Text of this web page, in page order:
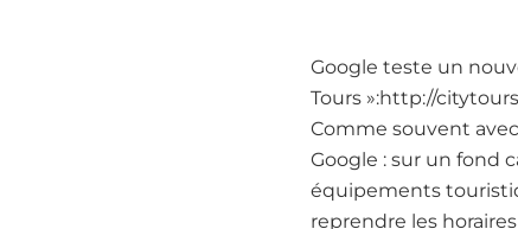
Google teste un
Tours »:http://
Comme souvent
Google : sur un fond
équipements
reprendre les